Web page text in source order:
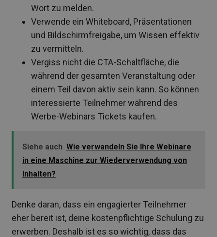
Wort zu melden.
Verwende ein Whiteboard, Präsentationen
und Bildschirmfreigabe, um Wissen effektiv
zu vermitteln.
Vergiss nicht die CTA-Schaltfläche, die
während der gesamten Veranstaltung oder
einem Teil davon aktiv sein kann. So können
interessierte Teilnehmer während des
Werbe-Webinars Tickets kaufen.
Siehe auch Wie verwandeln Sie Ihre Webinare
in eine Maschine zur Wiederverwendung von
Inhalten?
Denke daran, dass ein engagierter Teilnehmer
eher bereit ist, deine kostenpflichtige Schulung zu
erwerben. Deshalb ist es so wichtig, dass das